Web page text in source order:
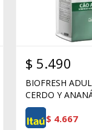
$ 5.490
BIOFRESH
CERDO Y
$ 4.667